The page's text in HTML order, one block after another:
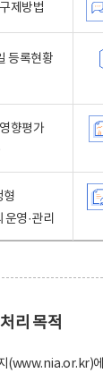
제방법
등록현황
향평가
형
영·관리
리 목적
(www.nia.or.kr)